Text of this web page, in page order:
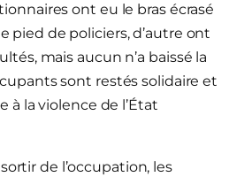
ont eu le bras écrasé
pied de policiers, d’autre ont
mais aucun n’a baissé la
sont restés solidaire et
à la violence de l’État
de l’occupation, les